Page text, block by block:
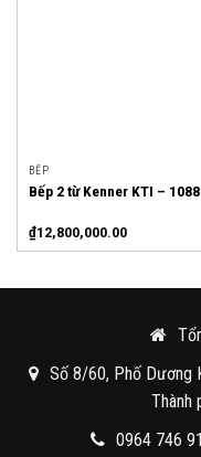
BẾP
Bếp 2 từ Kenner KTI – 1088
₫12,800,000.00
Số 8/60, Phố Dương
Thành
0964 746